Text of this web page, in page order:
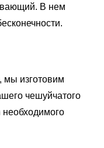
В нем
изготовим
чешуйчатого